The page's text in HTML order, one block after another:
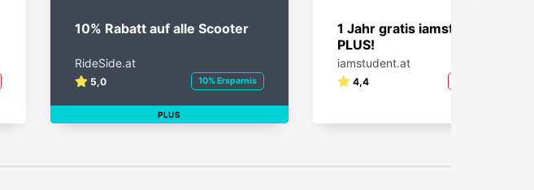
10% Rabatt auf alle Scooter
RideSide.at
5,0 10% Ersparnis
PLUS
1 Jahr gratis iamstudent
PLUS!
iamstudent.at
4,4